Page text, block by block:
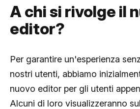
A chi si rivolge il
editor?
Per garantire un'esperienza
nostri utenti, abbiamo
nuovo editor per gli utenti
Alcuni di loro visualizzeranno